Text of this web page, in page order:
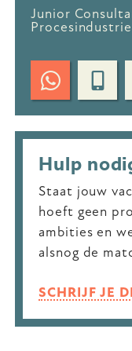
Junior
Procesindustrie
Hulp
Staat jouw
hoeft geen
ambities en
alsnog de
SCHRIJF JE